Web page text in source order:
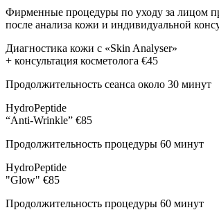
Фирменные процедуры по уходу за лицом
после анализа кожи и индивидуальной
Диагностика кожи с «Skin Analyser»
+ консультация косметолога €45
Продолжительность сеанса около 30 минут
HydroPeptide
“Anti-Wrinkle” €85
Продолжительность процедуры 60 минут
HydroPeptide
"Glow" €85
Продолжительность процедуры 60 минут